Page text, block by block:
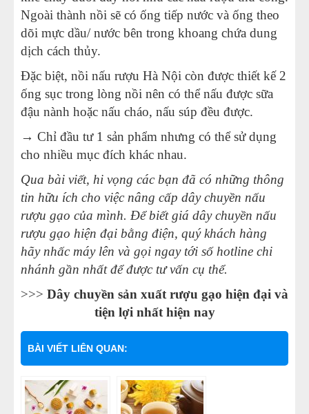
Ngoài thành nồi sẽ có ống tiếp nước và ống theo
dõi mực dầu/ nước bên trong khoang chứa dung
dịch cách thủy.
Đặc biệt, nồi nấu rượu Hà Nội còn được thiết kế 2
ống sục trong lòng nồi nên có thể nấu được sữa
đậu nành hoặc nấu cháo, nấu súp đều được.
→ Chỉ đầu tư 1 sản phẩm nhưng có thể sử dụng
cho nhiều mục đích khác nhau.
Qua bài viết, hi vọng các bạn đã có những thông
tin hữu ích cho việc nâng cấp dây chuyền nấu
rượu gạo của mình. Để biết giá dây chuyền nấu
rượu gạo hiện đại bằng điện, quý khách hàng
hãy nhấc máy lên và gọi ngay tới số hotline chi
nhánh gần nhất để được tư vấn cụ thể.
>>> Dây chuyền sản xuất rượu gạo hiện đại và
tiện lợi nhất hiện nay
BÀI VIẾT LIÊN QUAN: